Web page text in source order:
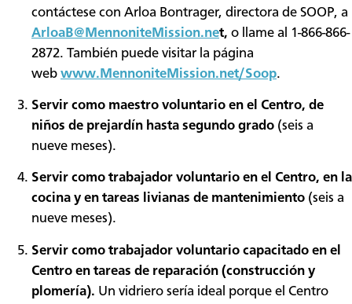
contáctese con Arloa Bontrager, directora de SOOP, a
ArloaB@MennoniteMission.net, o llame al 1-866-866-
2872. También puede visitar la página
web www.MennoniteMission.net/Soop.
Servir como maestro voluntario en el Centro, de
niños de prejardín hasta segundo grado (seis a
nueve meses).
Servir como trabajador voluntario en el Centro, en la
cocina y en tareas livianas de mantenimiento (seis a
nueve meses).
Servir como trabajador voluntario capacitado en el
Centro en tareas de reparación (construcción y
plomería). Un vidriero sería ideal porque el Centro